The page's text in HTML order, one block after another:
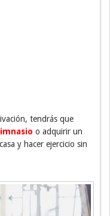
tendrás que
o adquirir un
y hacer ejercicio sin